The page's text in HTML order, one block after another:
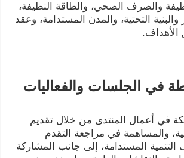
والصرف الصحي، والطاقة النظيفة،
والبنية التحتية، والمدن المستدامة، وعقد
الأهداف.
في الجلسات والفعاليات
في أعمال المنتدى من خلال تقديم
والمساهمة في مراجعة التقدم
المستدامة، إلى جانب المشاركة